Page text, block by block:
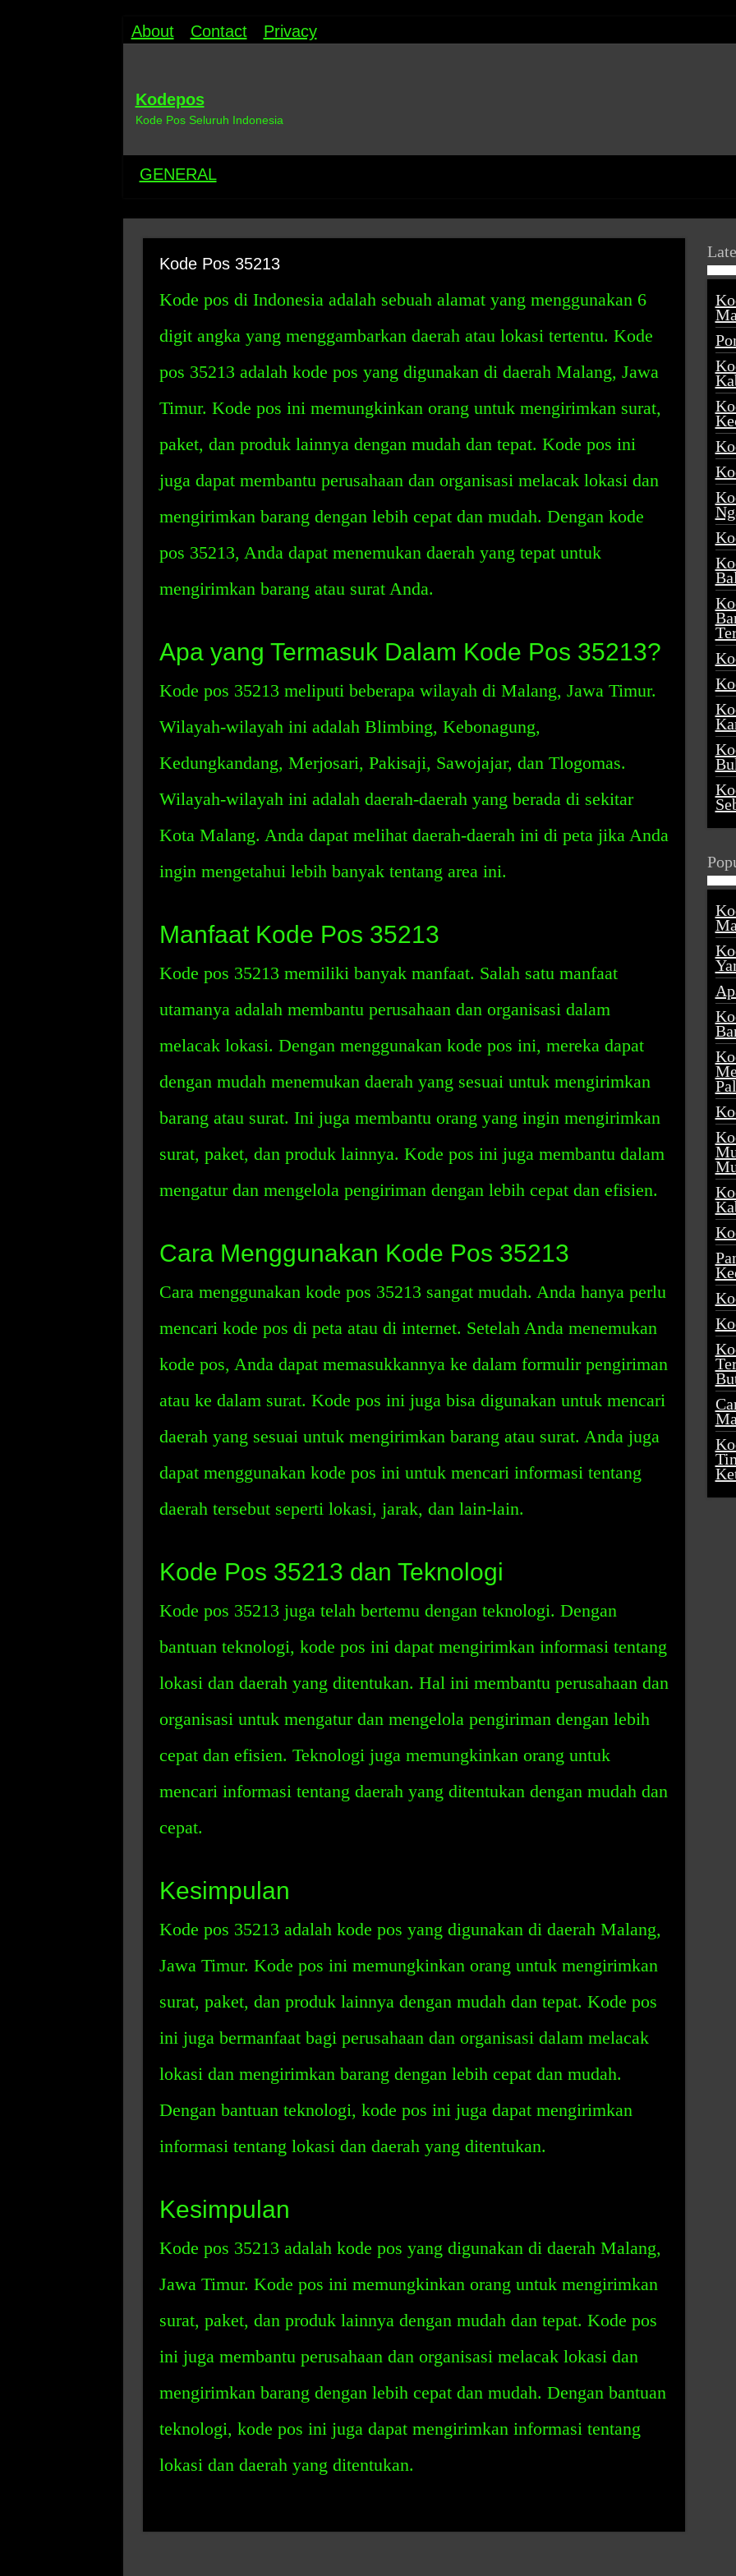
About Contact Privacy
Kodepos
Kode Pos Seluruh Indonesia
GENERAL
Kode Pos 35213
Kode pos di Indonesia adalah sebuah alamat yang menggunakan 6
digit angka yang menggambarkan daerah atau lokasi tertentu. Kode
pos 35213 adalah kode pos yang digunakan di daerah Malang, Jawa
Timur. Kode pos ini memungkinkan orang untuk mengirimkan surat,
paket, dan produk lainnya dengan mudah dan tepat. Kode pos ini
juga dapat membantu perusahaan dan organisasi melacak lokasi dan
mengirimkan barang dengan lebih cepat dan mudah. Dengan kode
pos 35213, Anda dapat menemukan daerah yang tepat untuk
mengirimkan barang atau surat Anda.
Apa yang Termasuk Dalam Kode Pos 35213?
Kode pos 35213 meliputi beberapa wilayah di Malang, Jawa Timur.
Wilayah-wilayah ini adalah Blimbing, Kebonagung,
Kedungkandang, Merjosari, Pakisaji, Sawojajar, dan Tlogomas.
Wilayah-wilayah ini adalah daerah-daerah yang berada di sekitar
Kota Malang. Anda dapat melihat daerah-daerah ini di peta jika Anda
ingin mengetahui lebih banyak tentang area ini.
Manfaat Kode Pos 35213
Kode pos 35213 memiliki banyak manfaat. Salah satu manfaat
utamanya adalah membantu perusahaan dan organisasi dalam
melacak lokasi. Dengan menggunakan kode pos ini, mereka dapat
dengan mudah menemukan daerah yang sesuai untuk mengirimkan
barang atau surat. Ini juga membantu orang yang ingin mengirimkan
surat, paket, dan produk lainnya. Kode pos ini juga membantu dalam
mengatur dan mengelola pengiriman dengan lebih cepat dan efisien.
Cara Menggunakan Kode Pos 35213
Cara menggunakan kode pos 35213 sangat mudah. Anda hanya perlu
mencari kode pos di peta atau di internet. Setelah Anda menemukan
kode pos, Anda dapat memasukkannya ke dalam formulir pengiriman
atau ke dalam surat. Kode pos ini juga bisa digunakan untuk mencari
daerah yang sesuai untuk mengirimkan barang atau surat. Anda juga
dapat menggunakan kode pos ini untuk mencari informasi tentang
daerah tersebut seperti lokasi, jarak, dan lain-lain.
Kode Pos 35213 dan Teknologi
Kode pos 35213 juga telah bertemu dengan teknologi. Dengan
bantuan teknologi, kode pos ini dapat mengirimkan informasi tentang
lokasi dan daerah yang ditentukan. Hal ini membantu perusahaan dan
organisasi untuk mengatur dan mengelola pengiriman dengan lebih
cepat dan efisien. Teknologi juga memungkinkan orang untuk
mencari informasi tentang daerah yang ditentukan dengan mudah dan
cepat.
Kesimpulan
Kode pos 35213 adalah kode pos yang digunakan di daerah Malang,
Jawa Timur. Kode pos ini memungkinkan orang untuk mengirimkan
surat, paket, dan produk lainnya dengan mudah dan tepat. Kode pos
ini juga bermanfaat bagi perusahaan dan organisasi dalam melacak
lokasi dan mengirimkan barang dengan lebih cepat dan mudah.
Dengan bantuan teknologi, kode pos ini juga dapat mengirimkan
informasi tentang lokasi dan daerah yang ditentukan.
Kesimpulan
Kode pos 35213 adalah kode pos yang digunakan di daerah Malang,
Jawa Timur. Kode pos ini memungkinkan orang untuk mengirimkan
surat, paket, dan produk lainnya dengan mudah dan tepat. Kode pos
ini juga membantu perusahaan dan organisasi melacak lokasi dan
mengirimkan barang dengan lebih cepat dan mudah. Dengan bantuan
teknologi, kode pos ini juga dapat mengirimkan informasi tentang
lokasi dan daerah yang ditentukan.